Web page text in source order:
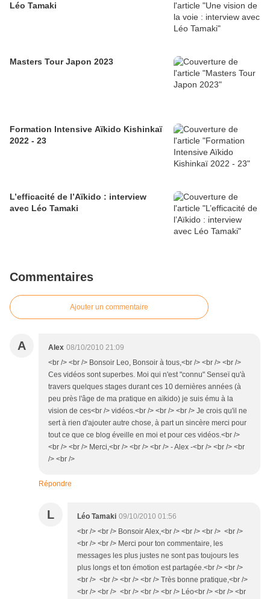
Léo Tamaki
Masters Tour Japon 2023
Formation Intensive Aïkido Kishinkaï
2022 - 23
L’efficacité de l’Aïkido : interview
avec Léo Tamaki
Commentaires
Ajouter un commentaire
A Alex 08/10/2010 21:09
<br /> <br /> Bonsoir Leo, Bonsoir à tous,<br /> <br /> <br />
Ces vidéos sont superbes. Moi qui n'est "connu" Senseï qu'à
travers quelques stages durant ces 10 dernières années (à
peu près l'âge de ma pratique en aïkido) je suis ému à la
vision de ces<br /> vidéos.<br /> <br /> <br /> Je crois qu'il ne
sert à rien d'ajouter autre chose, à part un sincère merci pour
tout ce que ce blog éveille en moi et pour ces vidéos.<br />
<br /> <br /> Merci,<br /> <br /> <br /> - Alex -<br /> <br /> <br
/> <br />
Répondre
L Léo Tamaki 09/10/2010 01:56
<br /> <br /> Bonsoir Alex,<br /> <br /> <br /> <br />
<br /> <br /> Merci pour ton commentaire, les
messages les plus justes ne sont pas toujours les
plus longs et ton émotion est partagée.<br /> <br />
<br /> <br /> <br /> <br /> Très bonne pratique,<br />
<br /> <br /> <br /> <br /> <br /> Léo<br /> <br /> <br